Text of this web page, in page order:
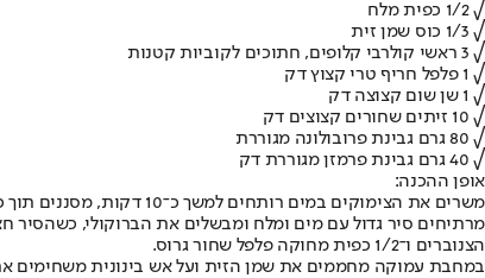
√ 1/2 כפית מלח
√ 1/3 כוס שמן זית
√ 3 ראשי קולרבי קלופים, חתוכים לקוביות קטנות
√ 1 פלפל חריף טרי קצוץ דק
√ 1 שן שום קצוצה דק
√ 10 זיתים שחורים קצוצים דק
√ 80 גרם גבינת פרובולונה מגוררת
√ 40 גרם גבינת פרמזן מגוררת דק
אופן ההכנה:
משרים את הצימוקים במים רותחים למשך כ־10 דקות, מסננים תוך כדי לחיצה וקוצצים דק.
הצנוברים ו־1/2 כפית מחוקה פלפל שחור גרוס.